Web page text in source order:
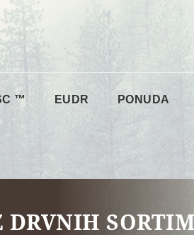
™ EUDR PONUDA